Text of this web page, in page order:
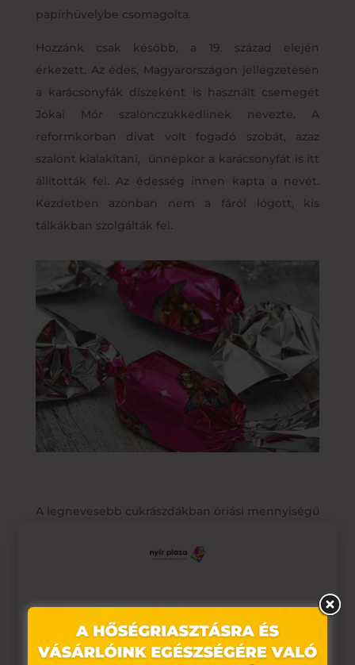
papírhüvelybe csomagolta.
Hozzánk csak később, a 19. század elején
érkezett. Az édes, Magyarországon jellegzetesen
a karácsonyfák díszeként is használt csemegét
Jókai Mór szalonczukkedlinek nevezte. A
reformkorban divat volt fogadó szobát, azaz
szalont kialakítani, ünnepkor a karácsonyfát is itt
állították fel. Az édesség innen kapta a nevét.
Kezdetben azonban nem a fáról lógott, kis
tálkákban szolgálták fel.
A legnevesebb cukrászdákban óriási mennyiségű
rizslisztbe mártották, ezután öntötték a
cukor megdermedése és megszáradása után
csomagolták a szaloncukrot a szivárvány minden
színében pompázó, csillogó sztaniolpapírba.
Ez az oldal sütiket használ
Weboldalunkon „cookie"-kat (továbbiakban „süti")